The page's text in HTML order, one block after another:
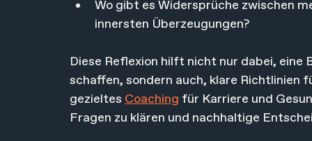
Wo gibt es Widersprüche zwischen
innersten Überzeugungen?
Diese Reflexion hilft nicht nur dabei, eine
schaffen, sondern auch, klare Richtlinien
gezieltes Coaching für Karriere und
Fragen zu klären und nachhaltige